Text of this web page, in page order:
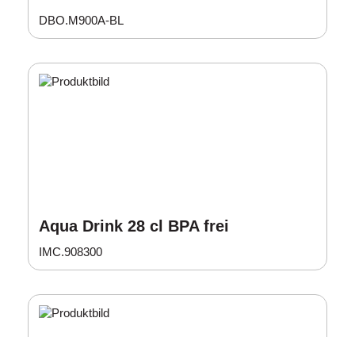
DBO.M900A-BL
Aqua Drink 28 cl BPA frei
IMC.908300